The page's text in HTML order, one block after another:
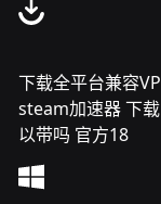
下载全平台兼容
steam加速器 下
以带吗 官方18